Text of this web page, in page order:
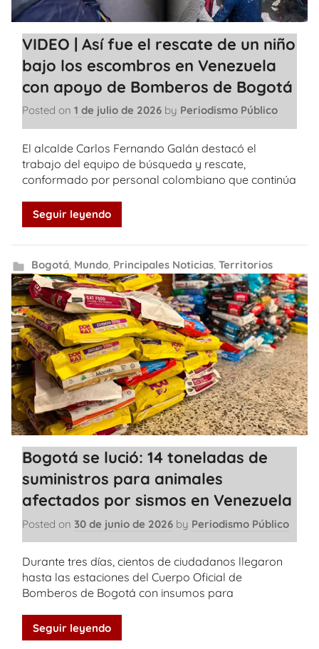
VIDEO | Así fue el rescate de un niño
bajo los escombros en Venezuela
con apoyo de Bomberos de Bogotá
Posted on 1 de julio de 2026 by Periodismo Público
El alcalde Carlos Fernando Galán destacó el
trabajo del equipo de búsqueda y rescate,
conformado por personal colombiano que continúa
Seguir leyendo
Bogotá, Mundo, Principales Noticias, Territorios
Bogotá se lució: 14 toneladas de
suministros para animales
afectados por sismos en Venezuela
Posted on 30 de junio de 2026 by Periodismo Público
Durante tres días, cientos de ciudadanos llegaron
hasta las estaciones del Cuerpo Oficial de
Bomberos de Bogotá con insumos para
Seguir leyendo